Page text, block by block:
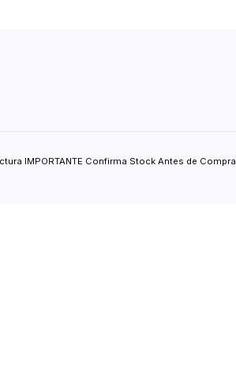
IMPORTANTE Confirma Stock Antes de